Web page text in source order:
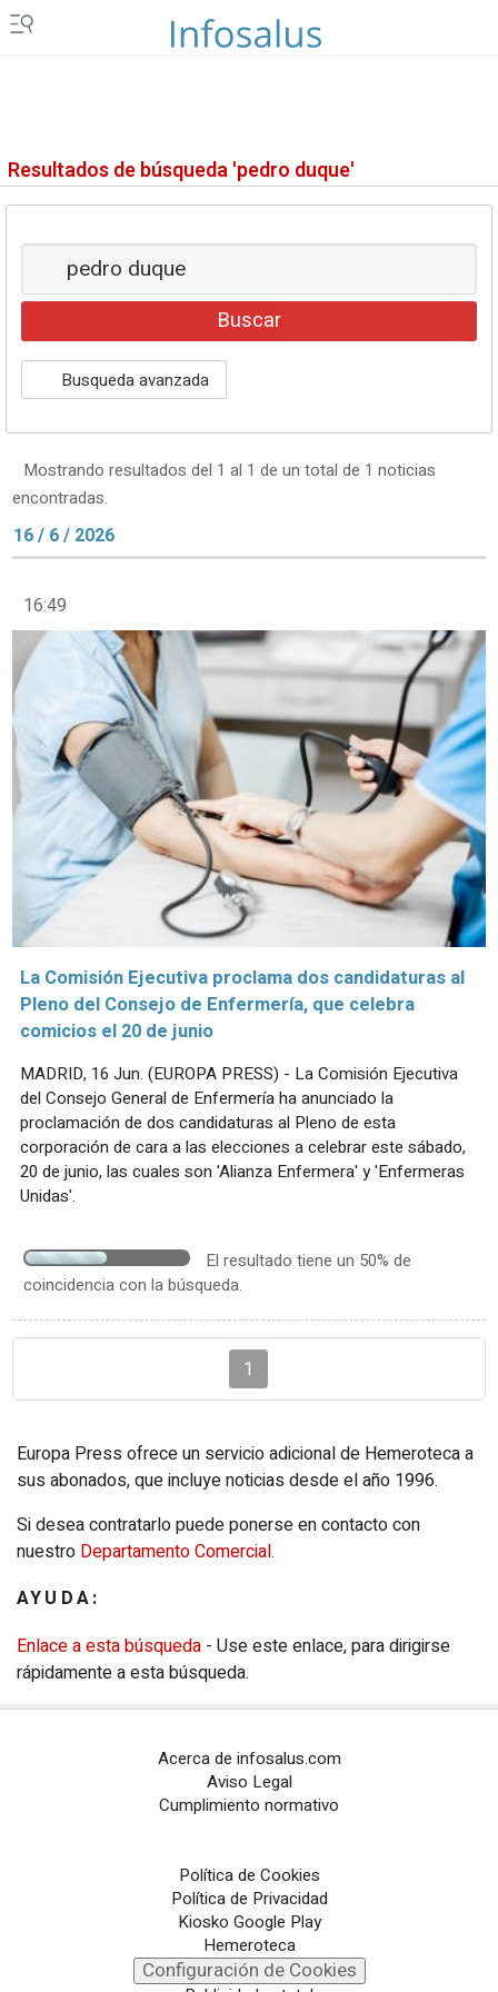
DESCONECTA
EPDATA
MERCADOFINANCIERO
ES EUROPA
LEGAL
GENERACIÓN DE OPORTUNIDADES
Resultados de búsqueda 'pedro duque'
Busqueda avanzada
Mostrando resultados del 1 al 1 de un total de 1 noticias
encontradas.
16 / 6 / 2026
16:49
La Comisión Ejecutiva proclama dos candidaturas al
Pleno del Consejo de Enfermería, que celebra
comicios el 20 de junio
MADRID, 16 Jun. (EUROPA PRESS) - La Comisión Ejecutiva
del Consejo General de Enfermería ha anunciado la
proclamación de dos candidaturas al Pleno de esta
corporación de cara a las elecciones a celebrar este sábado,
20 de junio, las cuales son 'Alianza Enfermera' y 'Enfermeras
Unidas'.
El resultado tiene un 50% de
coincidencia con la búsqueda.
1
Europa Press ofrece un servicio adicional de Hemeroteca a
sus abonados, que incluye noticias desde el año 1996.
Si desea contratarlo puede ponerse en contacto con
nuestro Departamento Comercial.
AYUDA:
Enlace a esta búsqueda - Use este enlace, para dirigirse
rápidamente a esta búsqueda.
Acerca de infosalus.com
Aviso Legal
Cumplimiento normativo
Política de Cookies
Política de Privacidad
Kiosko Google Play
Hemeroteca
Configuración de Cookies